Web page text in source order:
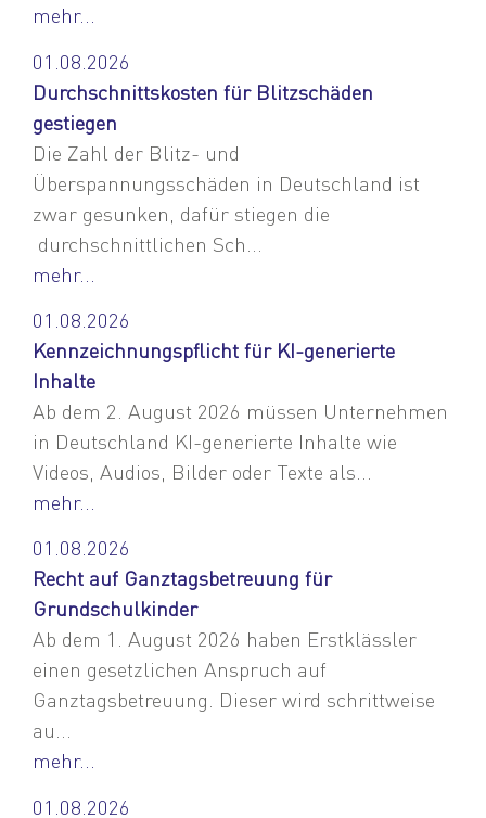
mehr...
01.08.2026
Durchschnittskosten für Blitzschäden
gestiegen
Die Zahl der Blitz- und
Überspannungsschäden in Deutschland ist
zwar gesunken, dafür stiegen die
durchschnittlichen Sch...
mehr...
01.08.2026
Kennzeichnungspflicht für KI-generierte
Inhalte
Ab dem 2. August 2026 müssen Unternehmen
in Deutschland KI-generierte Inhalte wie
Videos, Audios, Bilder oder Texte als...
mehr...
01.08.2026
Recht auf Ganztagsbetreuung für
Grundschulkinder
Ab dem 1. August 2026 haben Erstklässler
einen gesetzlichen Anspruch auf
Ganztagsbetreuung. Dieser wird schrittweise
au...
mehr...
01.08.2026